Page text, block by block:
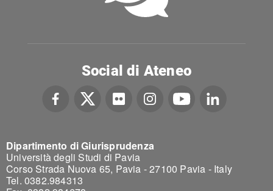
Dipartimento di Giurisprudenza
Università degli Studi di Pavia
Corso Strada Nuova 65, Pavia - 27100 Pavia - Italy
Tel. 0382.984313
Social di Ateneo